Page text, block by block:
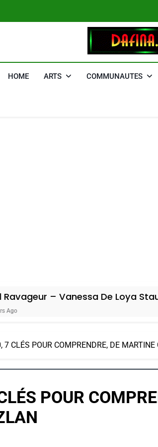
HOME ARTS COMMUNAUTES
Vanessa De Loya Stauber
7 CLÉS POUR COMPRENDRE, DE MARTINE
POUR